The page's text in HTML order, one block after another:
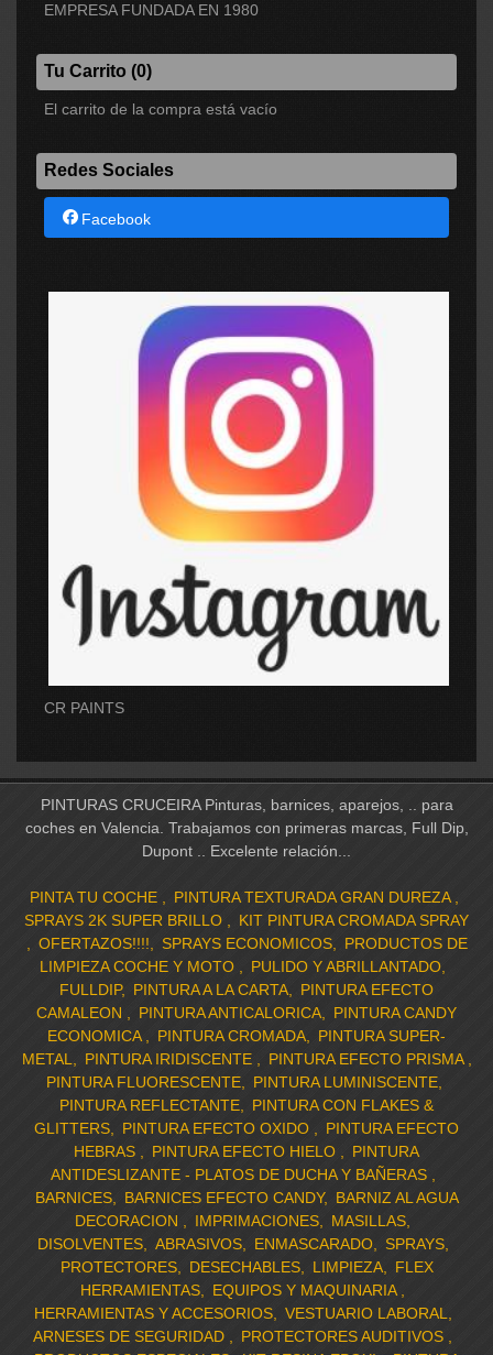
EMPRESA FUNDADA EN 1980
Tu Carrito (0)
El carrito de la compra está vacío
Redes Sociales
Facebook
CR PAINTS
PINTURAS CRUCEIRA Pinturas, barnices, aparejos, .. para
coches en Valencia. Trabajamos con primeras marcas, Full Dip,
Dupont .. Excelente relación...
PINTA TU COCHE
PINTURA TEXTURADA GRAN DUREZA
SPRAYS 2K SUPER BRILLO
KIT PINTURA CROMADA SPRAY
OFERTAZOS!!!!
SPRAYS ECONOMICOS
PRODUCTOS DE
LIMPIEZA COCHE Y MOTO
PULIDO Y ABRILLANTADO
FULLDIP
PINTURA A LA CARTA
PINTURA EFECTO
CAMALEON
PINTURA ANTICALORICA
PINTURA CANDY
ECONOMICA
PINTURA CROMADA
PINTURA SUPER-
METAL
PINTURA IRIDISCENTE
PINTURA EFECTO PRISMA
PINTURA FLUORESCENTE
PINTURA LUMINISCENTE
PINTURA REFLECTANTE
PINTURA CON FLAKES &
GLITTERS
PINTURA EFECTO OXIDO
PINTURA EFECTO
HEBRAS
PINTURA EFECTO HIELO
PINTURA
ANTIDESLIZANTE - PLATOS DE DUCHA Y BAÑERAS
BARNICES
BARNICES EFECTO CANDY
BARNIZ AL AGUA
DECORACION
IMPRIMACIONES
MASILLAS
DISOLVENTES
ABRASIVOS ENMASCARADO
SPRAYS
PROTECTORES
DESECHABLES LIMPIEZA
FLEX
HERRAMIENTAS
EQUIPOS Y MAQUINARIA
HERRAMIENTAS Y ACCESORIOS
VESTUARIO LABORAL
ARNESES DE SEGURIDAD
PROTECTORES AUDITIVOS